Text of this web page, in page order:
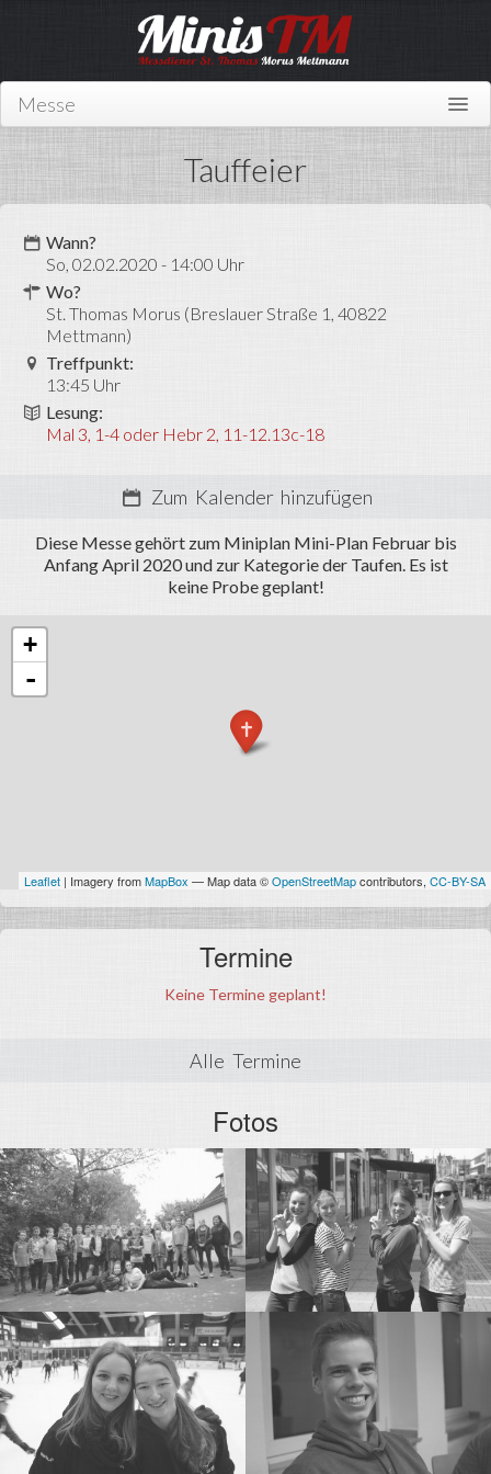
Messe
Home
Über uns
Wer sind wir?
Mitmachen
News
Links
Kontakt
Fotos
Tauffeier
Wann?
So, 02.02.2020 - 14:00 Uhr
Wo?
St. Thomas Morus (Breslauer Straße 1, 40822
Mettmann)
Treffpunkt:
13:45 Uhr
Lesung:
Mal 3, 1-4 oder Hebr 2, 11-12.13c-18
Zum Kalender hinzufügen
Diese Messe gehört zum Miniplan Mini-Plan Februar bis
Anfang April 2020 und zur Kategorie der Taufen. Es ist
keine Probe geplant!
+
-
Leaflet | Imagery fromMapBox — Map data ©OpenStreetMapcontributors, CC-BY-SA
Termine
Keine Termine geplant!
Alle Termine
Fotos